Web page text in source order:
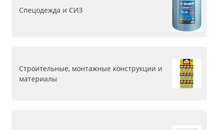
Спецодежда и СИЗ
Строительные, монтажные конструкции и
материалы